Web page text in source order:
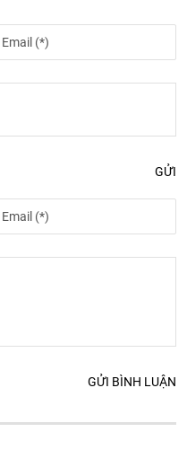
GỬI
GỬI BÌNH LUẬN